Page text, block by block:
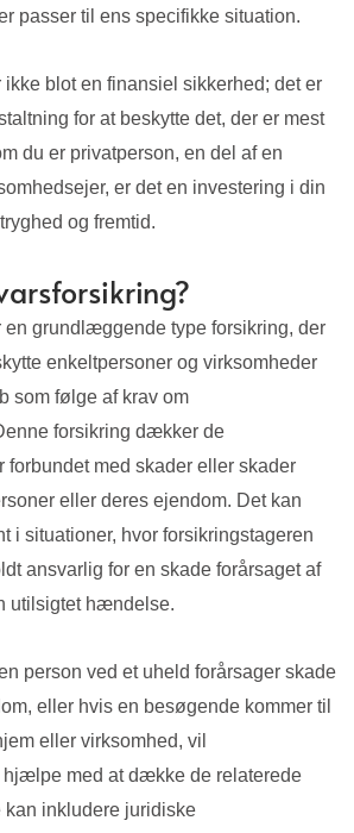
passer til ens specifikke situation.
blot en finansiel sikkerhed; det er
for at beskytte det, der er mest
du er privatperson, en del af en
er det en investering i din
og fremtid.
en grundlæggende type forsikring, der
enkeltpersoner og virksomheder
som følge af krav om
forsikring dækker de
forbundet med skader eller skader
eller deres ejendom. Det kan
i situationer, hvor forsikringstageren
ansvarlig for en skade forårsaget af
utilsigtet hændelse.
person ved et uheld forårsager skade
eller hvis en besøgende kommer til
eller virksomhed, vil
hjælpe med at dække de relaterede
kan inkludere juridiske